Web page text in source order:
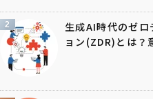
2
生成AI時代のゼロ
ョン(ZDR)とは？